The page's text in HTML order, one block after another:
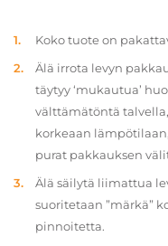
Koko tuote on
Älä irrota levyn
täytyy ‘mukautua’
välttämätöntä
korkeaan
purat pakkauksen
Älä säilytä liimattua
suoritetaan ”märkä”
pinnoitetta.